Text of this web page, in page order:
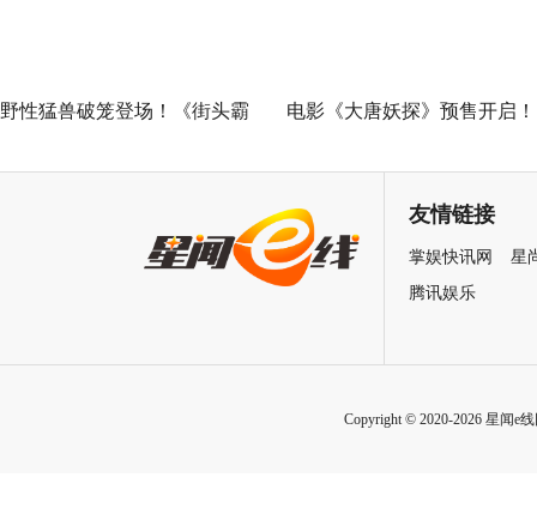
野性猛兽破笼登场！《街头霸 电影《大唐妖探》预售开启！
邀你共赴探案之旅友情链接
掌娱快讯网
星
腾讯娱乐
Copyright © 2020-2026 星闻e